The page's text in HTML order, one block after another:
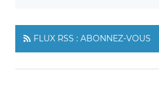
FLUX RSS : ABONNEZ-VOUS